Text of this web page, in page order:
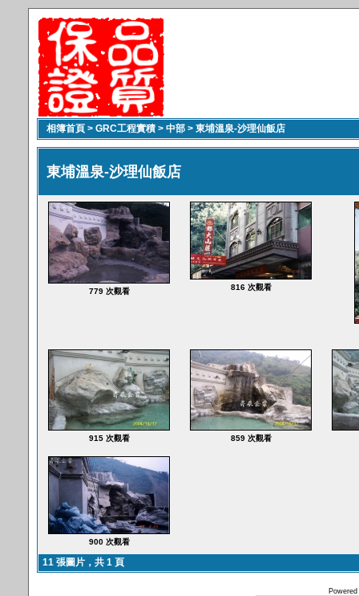
相簿首頁 > GRC工程實積 > 中部 > 東埔溫泉-沙理仙飯店
東埔溫泉-沙理仙飯店
779 次觀看 816 次觀看
915 次觀看 859 次觀看
900 次觀看
11 張圖片，共 1 頁